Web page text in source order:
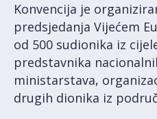
Konvencija je
predsjedanja Vijećem
od 500 sudionika iz
predstavnika
ministarstava,
drugih dionika iz